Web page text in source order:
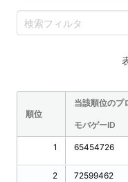
順位
当該順位のプ
モバゲーID
1
2
65454726
72599462